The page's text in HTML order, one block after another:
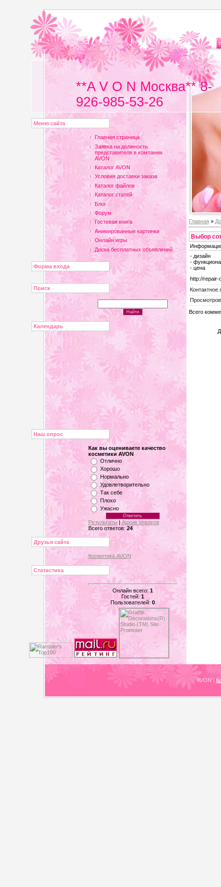
**A V O N Москва** 8-
926-985-53-26
Меню сайта
Главная страница
Заявка на должность
представителя в компании
AVON .
Каталог AVON
Условия доставки заказа
Каталог файлов
Каталог статей
Блог
Форум
Гостевая книга
Анимированные картинки
Онлайн игры
Доска бесплатных объявлений
Форма входа
Поиск
Календарь
Наш опрос
Как вы оцениваете качество
косметики AVON
Отлично
Хорошо
Нормально
Удовлетворительно
Так себе
Плохо
Ужасно
Результаты | Архив опросов
Всего ответов: 24
Друзья сайта
Косметика AVON
Статистика
Онлайн всего: 1
Гостей: 1
Пользователей: 0
Главная»
Выбор
- дизайн
-
- цена
http://repair-
Контактное
Просмотров
Всего
AVON|